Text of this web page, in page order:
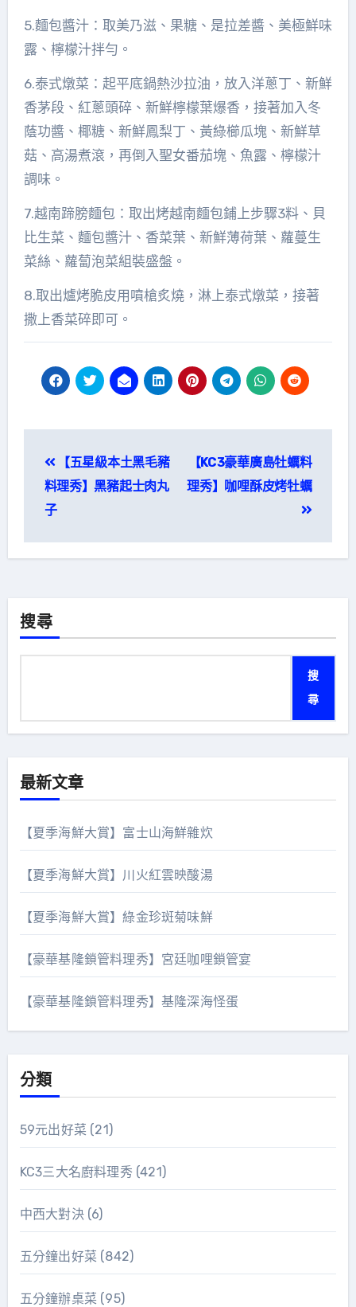
5.麵包醬汁：取美乃滋、果糖、是拉差醬、美極鮮味
露、檸檬汁拌勻。
6.泰式燉菜：起平底鍋熱沙拉油，放入洋蔥丁、新鮮
香茅段、紅蔥頭碎、新鮮檸檬葉爆香，接著加入冬
蔭功醬、椰糖、新鮮鳳梨丁、黃綠櫛瓜塊、新鮮草
菇、高湯煮滾，再倒入聖女番茄塊、魚露、檸檬汁
調味。
7.越南蹄膀麵包：取出烤越南麵包鋪上步驟3料、貝
比生菜、麵包醬汁、香菜葉、新鮮薄荷葉、蘿蔓生
菜絲、蘿蔔泡菜組裝盛盤。
8.取出爐烤脆皮用噴槍炙燒，淋上泰式燉菜，接著
撒上香菜碎即可。
章
導
覽
【五星級本土黑毛豬
料理秀】黑豬起士肉丸
子
【KC3豪華廣島牡蠣料
理秀】咖哩酥皮烤牡蠣
搜尋
搜
尋
最新文章
【夏季海鮮大賞】富士山海鮮雜炊
【夏季海鮮大賞】川火紅雲映酸湯
【夏季海鮮大賞】綠金珍斑菊味鮮
【豪華基隆鎖管料理秀】宮廷咖哩鎖管宴
【豪華基隆鎖管料理秀】基隆深海怪蛋
分類
59元出好菜 (21)
KC3三大名廚料理秀(421)
中西大對決(6)
五分鐘出好菜 (842)
五分鐘辦桌菜 (95)